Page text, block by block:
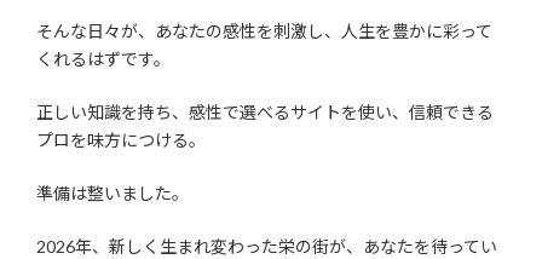
そんな日々が、あなたの感性を刺激し、人生を豊かに彩って
くれるはずです。
正しい知識を持ち、感性で選べるサイトを使い、信頼できる
プロを味方につける。
準備は整いました。
2026年、新しく生まれ変わった栄の街が、あなたを待ってい